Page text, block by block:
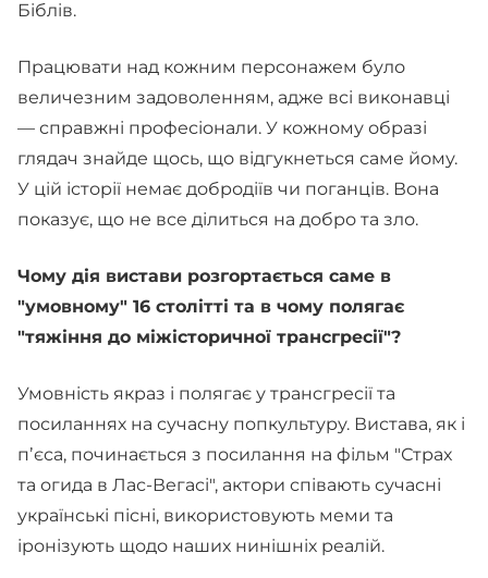
Біблів.
Працювати над кожним персонажем було
величезним задоволенням, адже всі виконавці
— справжні професіонали. У кожному образі
глядач знайде щось, що відгукнеться саме йому.
У цій історії немає добродіїв чи поганців. Вона
показує, що не все ділиться на добро та зло.
Чому дія вистави розгортається саме в
"умовному" 16 столітті та в чому полягає
"тяжіння до міжісторичної трансгресії"?
Умовність якраз і полягає у трансгресії та
посиланнях на сучасну попкультуру. Вистава, як і
пʼєса, починається з посилання на фільм "Страх
та огида в Лас-Вегасі", актори співають сучасні
українські пісні, використовують меми та
іронізують щодо наших нинішніх реалій.